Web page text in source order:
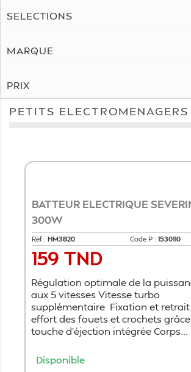
SELECTIONS
MARQUE
PRIX
PETITS ELECTROMENAGERS
BATTEUR ELECTRIQUE
300W
Réf : HM3820 Code P : 1530110
Prix
159 TND
Régulation optimale de la
aux 5 vitesses Vitesse turbo
supplémentaire Fixation et retrait
effort des fouets et crochets
touche d'éjection intégrée Corps...
Disponible